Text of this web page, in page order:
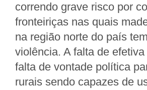
correndo grave risco por
fronteiriças nas quais
na região norte do país
violência. A falta de
falta de vontade política
rurais sendo capazes de